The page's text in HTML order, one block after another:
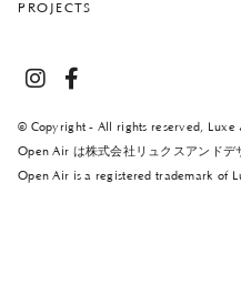
PROJECTS
© Copyright - All rights reserved, Luxe
Open Air は株式会社リュクスアンドデ
Open Air is a registered trademark of